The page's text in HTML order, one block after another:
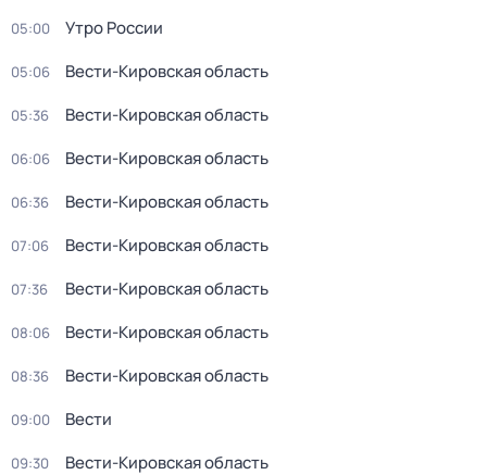
05:00 Утро России
05:06 Вести-Кировская область
05:36 Вести-Кировская область
06:06 Вести-Кировская область
06:36 Вести-Кировская область
07:06 Вести-Кировская область
07:36 Вести-Кировская область
08:06 Вести-Кировская область
08:36 Вести-Кировская область
09:00 Вести
09:30 Вести-Кировская область